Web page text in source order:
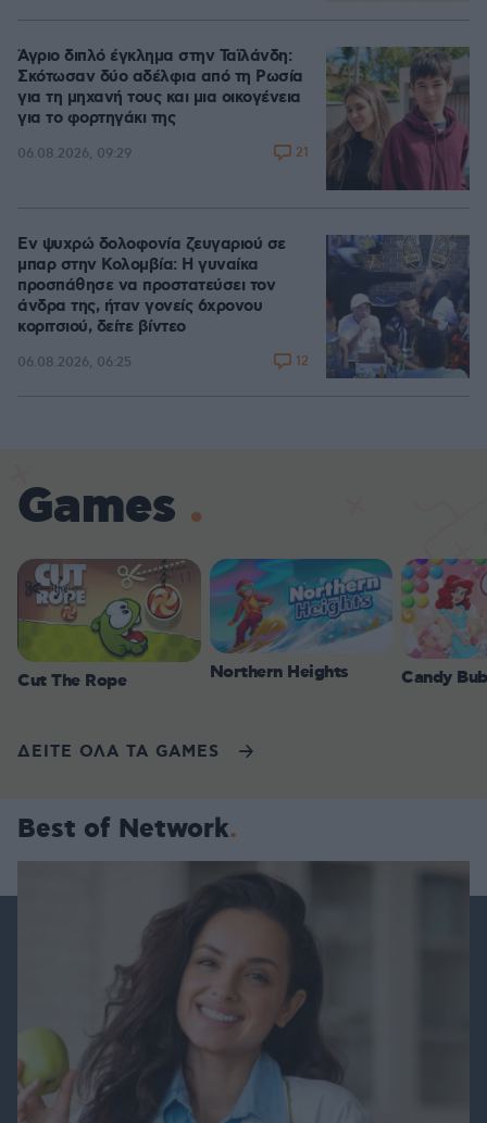
Άγριο διπλό έγκλημα στην Ταϊλάνδη:
Σκότωσαν δύο αδέλφια από τη Ρωσία
για τη μηχανή τους και μια οικογένεια
για το φορτηγάκι της
06.08.2026, 09:29 21
Εν ψυχρώ δολοφονία ζευγαριού σε
μπαρ στην Κολομβία: Η γυναίκα
προσπάθησε να προστατεύσει τον
άνδρα της, ήταν γονείς 6χρονου
κοριτσιού, δείτε βίντεο
06.08.2026, 06:25 12
Games
Cut The Rope Northern Heights Candy
ΔΕΙΤΕ ΟΛΑ ΤΑ GAMES
Best of Network